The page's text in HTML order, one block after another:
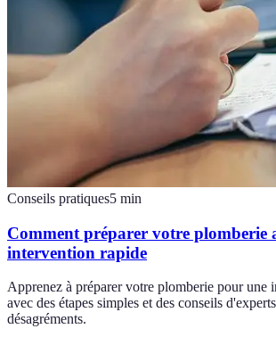
Conseils pratiques5 min
Comment préparer votre plomberie
intervention rapide
Apprenez à préparer votre plomberie pour une
avec des étapes simples et des conseils
désagréments.